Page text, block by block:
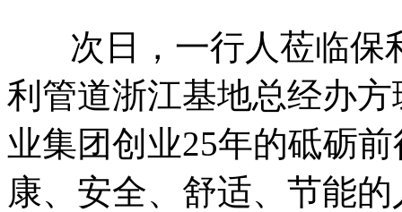
次日，一行人莅临保
利管道浙江基地总经办
业集团创业25年的砥砺
康、安全、舒适、节能